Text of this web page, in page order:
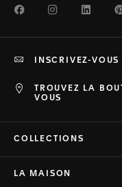
FacebookInstagram
TROUVEZ LA
VOUS
INSCRIVEZ-
COLLECTIONS
LA MAISON